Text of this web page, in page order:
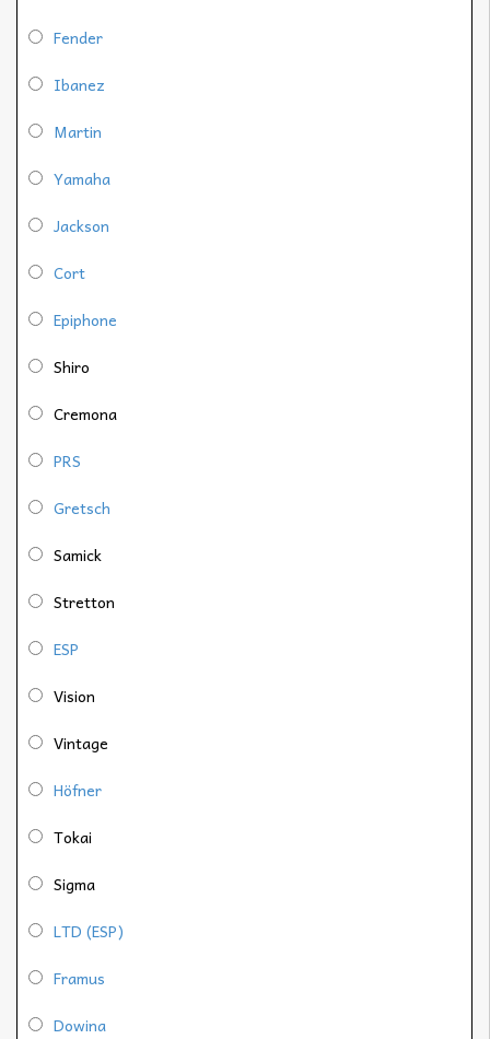
Fender
Ibanez
Martin
Yamaha
Jackson
Cort
Epiphone
Shiro
Cremona
PRS
Gretsch
Samick
Stretton
ESP
Vision
Vintage
Höfner
Tokai
Sigma
LTD (ESP)
Framus
Dowina